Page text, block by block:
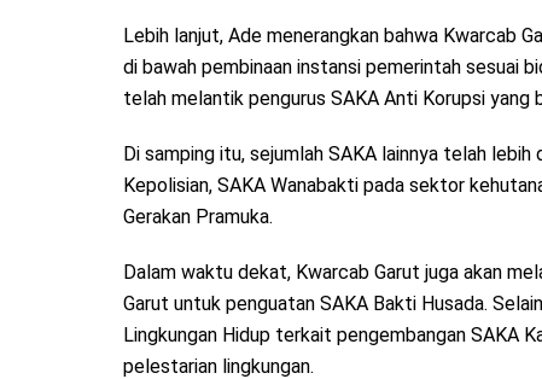
Lebih lanjut, Ade menerangkan bahwa Kwarcab
di bawah pembinaan instansi pemerintah sesuai
telah melantik pengurus SAKA Anti Korupsi yang
Di samping itu, sejumlah SAKA lainnya telah
Kepolisian, SAKA Wanabakti pada sektor
Gerakan Pramuka.
Dalam waktu dekat, Kwarcab Garut juga akan
Garut untuk penguatan SAKA Bakti Husada.
Lingkungan Hidup terkait pengembangan SAKA
pelestarian lingkungan.